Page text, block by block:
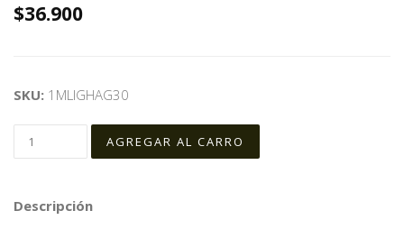
$36.900
SKU: 1MLIGHAG30
Descripción